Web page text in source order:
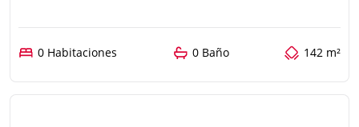
0 Habitaciones 0 Baño 142 m²